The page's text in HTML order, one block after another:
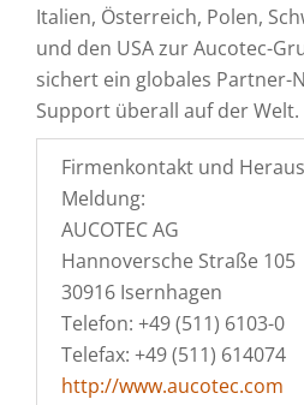
Italien, Österreich, Polen,
und den USA zur Aucotec-
sichert ein globales Partner-
Support überall auf der Welt.
Firmenkontakt und
Meldung:
AUCOTEC AG
Hannoversche Straße 105
30916 Isernhagen
Telefon: +49 (511) 6103-0
Telefax: +49 (511) 614074
http://www.aucotec.com